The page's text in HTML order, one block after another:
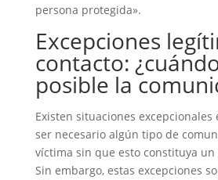
persona protegida».
Excepciones
contacto:
posible la
Existen situaciones
ser necesario algún tipo de
víctima sin que esto constituya
Sin embargo, estas excepciones